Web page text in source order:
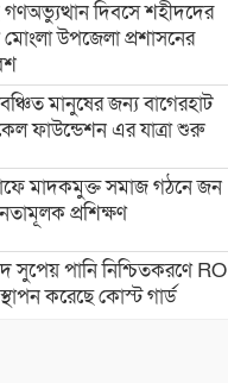
দিবসে শহীদদের
মোংলা উপজেলা প্রশাসনের
মানুষের জন্য বাগেরহাট
ফাউন্ডেশন এর যাত্রা শুরু
মাদকমুক্ত সমাজ গঠনে জন
প্রশিক্ষণ
সুপেয় পানি নিশ্চিতকরণে RO
স্থাপন করেছে কোস্ট গার্ড